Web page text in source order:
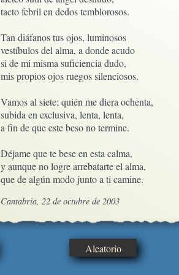
tacto febril en dedos temblorosos.
Tan diáfanos tus ojos, luminosos
vestíbulos del alma, a donde acudo
si de mi misma suficiencia dudo,
mis propios ojos ruegos silenciosos.
Vamos al siete; quién me diera ochenta,
subida en exclusiva, lenta, lenta,
a fin de que este beso no termine.
Déjame que te bese en esta calma,
y aunque no logre arrebatarte el alma,
que de algún modo junto a ti camine.
Cantabria, 22 de octubre de 2003
Aleatorio